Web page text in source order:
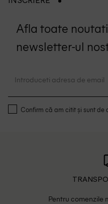
Afla toate
newsletter-ul
Confirm că am citit și sunt de
Pentru comenzile